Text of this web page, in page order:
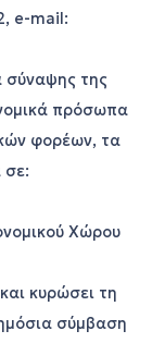
e-mail:
σύναψης της
πρόσωπα
φορέων, τα
σε:
Χώρου
κυρώσει τη
σύμβαση